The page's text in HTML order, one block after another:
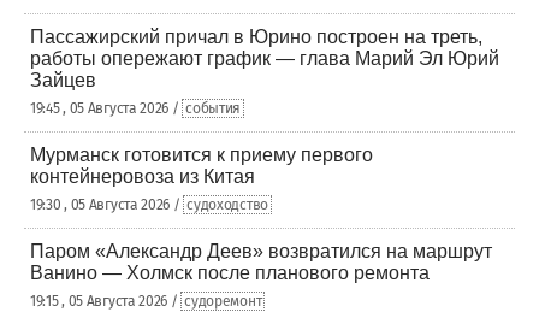
Пассажирский причал в Юрино построен на треть,
работы опережают график — глава Марий Эл Юрий
Зайцев
19:45 , 05 Августа 2026 / события
Мурманск готовится к приему первого
контейнеровоза из Китая
19:30 , 05 Августа 2026 / судоходство
Паром «Александр Деев» возвратился на маршрут
Ванино — Холмск после планового ремонта
19:15 , 05 Августа 2026 / судоремонт